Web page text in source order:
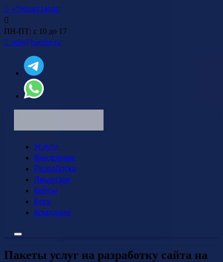
+79604934040
ПН-ПТ: с 10 до 17
info@bambit.ru
Услуги
Внедрение
Разработка
Лицензии
Кейсы
Блог
Компания
Пакеты услуг на разработку сайта на